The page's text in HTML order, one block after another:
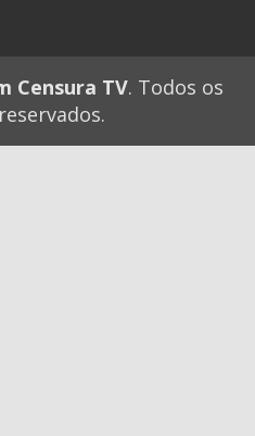
Censura TV. Todos os